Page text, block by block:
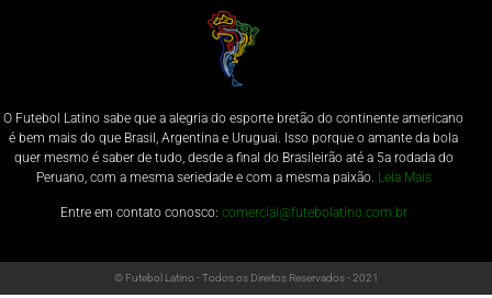
O Futebol Latino sabe que a alegria do esporte bretão do continente americano
é bem mais do que Brasil, Argentina e Uruguai. Isso porque o amante da bola
quer mesmo é saber de tudo, desde a final do Brasileirão até a 5a rodada do
Peruano, com a mesma seriedade e com a mesma paixão. Leia Mais
Entre em contato conosco: comercial@futebolatino.com.br
© Futebol Latino - Todos os Direitos Reservados - 2021